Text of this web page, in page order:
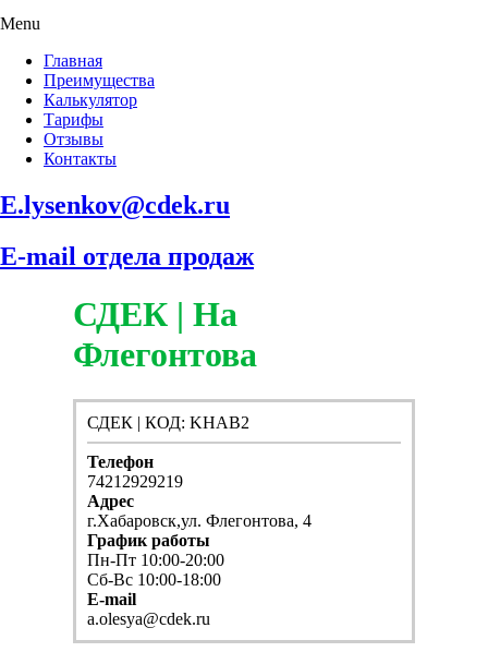
Menu
Главная
Преимущества
Калькулятор
Тарифы
Отзывы
Контакты
E.lysenkov@cdek.ru
E-mail отдела продаж
СДЕК | На
Флегонтова
СДЕК | КОД: KHAB2
Телефон
74212929219
Адрес
г.Хабаровск,ул. Флегонтова, 4
График работы
Пн-Пт 10:00-20:00
Сб-Вс 10:00-18:00
E-mail
a.olesya@cdek.ru